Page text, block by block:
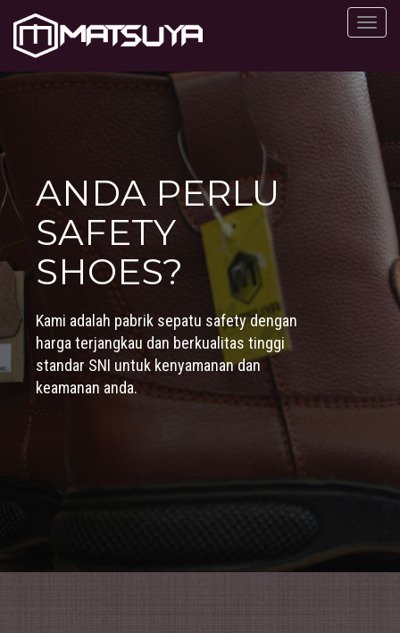
Toggle
ANDA PERLU
SAFETY
SHOES?
Kami adalah pabrik sepatu safety dengan
harga terjangkau dan berkualitas tinggi
standar SNI untuk kenyamanan dan
keamanan anda.